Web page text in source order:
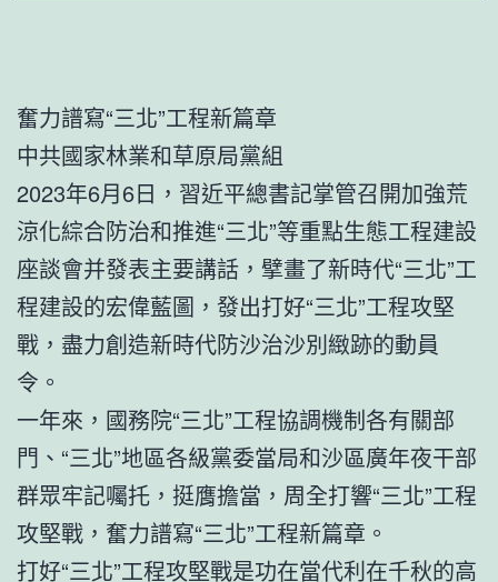
奮力譜寫“三北”工程新篇章
中共國家林業和草原局黨組
2023年6月6日，習近平總書記掌管召開加強荒
涼化綜合防治和推進“三北”等重點生態工程建設
座談會并發表主要講話，擘畫了新時代“三北”工
程建設的宏偉藍圖，發出打好“三北”工程攻堅
戰，盡力創造新時代防沙治沙別緻跡的動員
令。
一年來，國務院“三北”工程協調機制各有關部
門、“三北”地區各級黨委當局和沙區廣年夜干部
群眾牢記囑托，挺膺擔當，周全打響“三北”工程
攻堅戰，奮力譜寫“三北”工程新篇章。
打好“三北”工程攻堅戰是功在當代利在千秋的高